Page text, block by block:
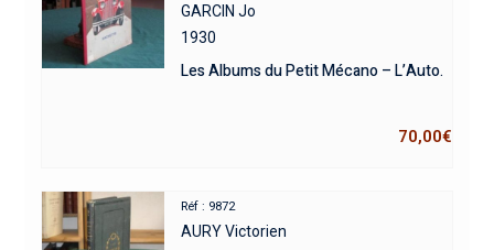
GARCIN Jo
1930
Les Albums du Petit Mécano – L’Auto.
70,00€
Réf : 9872
AURY Victorien